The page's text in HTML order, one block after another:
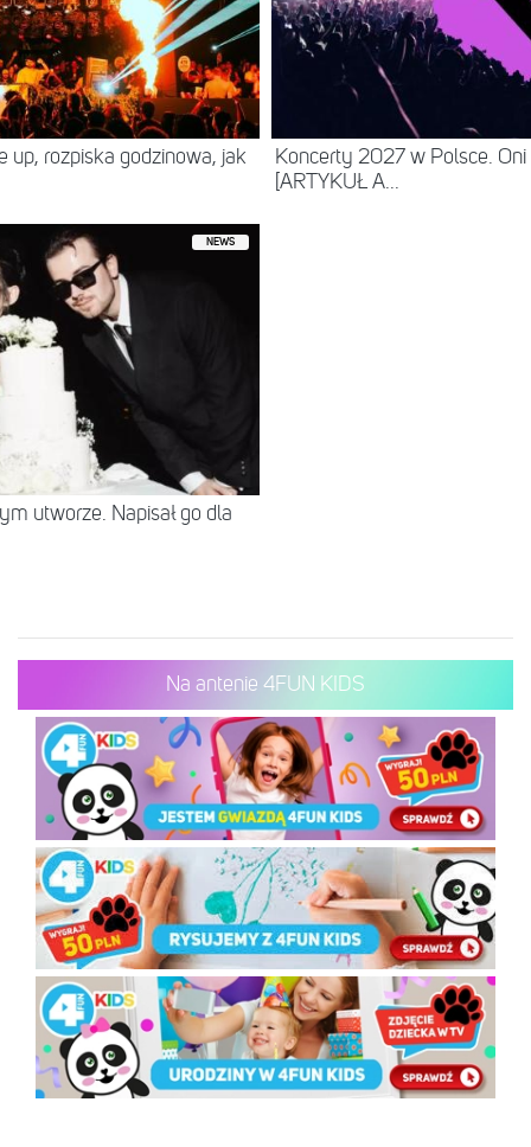
up, rozpiska godzinowa, jak
Koncerty 2027 w Polsce.
[ARTYKUŁ A...
NEWS
utworze. Napisał go dla
Na antenie 4FUN KIDS